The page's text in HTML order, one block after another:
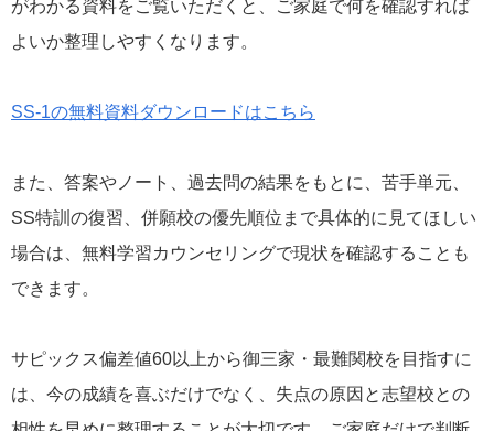
がわかる資料をご覧いただくと、ご家庭で何を確認すれば
よいか整理しやすくなります。
SS-1の無料資料ダウンロードはこちら
また、答案やノート、過去問の結果をもとに、苦手単元、
SS特訓の復習、併願校の優先順位まで具体的に見てほしい
場合は、無料学習カウンセリングで現状を確認することも
できます。
サピックス偏差値60以上から御三家・最難関校を目指すに
は、今の成績を喜ぶだけでなく、失点の原因と志望校との